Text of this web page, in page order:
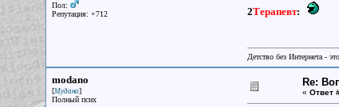
Пол:
Репутация: +712
2Терапевт:
Детство без Интернета -
modano
[Мудано]
Полный псих
Re:
« Ответ